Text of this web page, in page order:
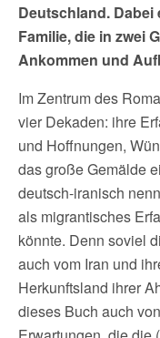
Deutschland. Dabei
Familie, die in zwei
Ankommen und
Im Zentrum des
vier Dekaden: ihre
und Hoffnungen,
das große Gemälde
deutsch-iranisch
als migrantisches
könnte. Denn soviel
auch vom Iran und
Herkunftsland ihrer
dieses Buch auch